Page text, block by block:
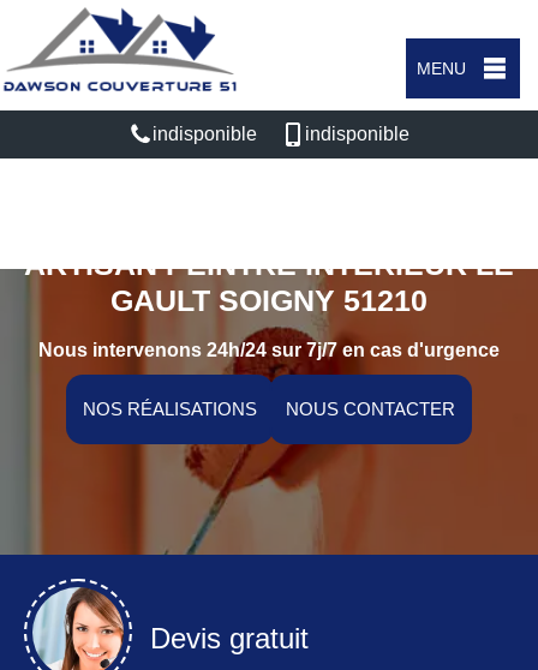
MENU
indisponible indisponible
ARTISAN PEINTRE INTÉRIEUR LE
GAULT SOIGNY 51210
Nous intervenons 24h/24 sur 7j/7 en cas d'urgence
NOS RÉALISATIONS NOUS CONTACTER
Devis gratuit